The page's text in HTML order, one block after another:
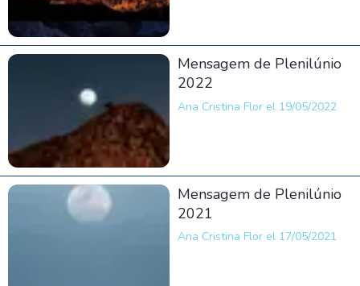
Mensagem de Plenilúnio
2022
Ana Cristina Flor el 19/05/2022
Mensagem de Plenilúnio
2021
Ana Cristina Flor el 17/05/2021